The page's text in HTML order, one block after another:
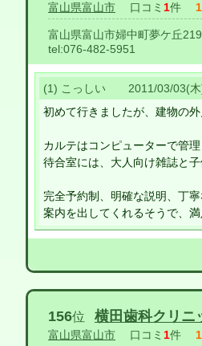
富山県富山市 口コミ 1件
富山県富山市婦中町夢ケ丘219
tel:076-482-5951
(1) こっしい 2011/03/03(
初めて行きましたが、建物の
カルテはコンピューターで管
待合室には、大人向け雑誌と
完全予約制、明確な説明、丁
案内を出してくれるそうで、満
156位 横田歯科クリニ
富山県富山市 口コミ 1件